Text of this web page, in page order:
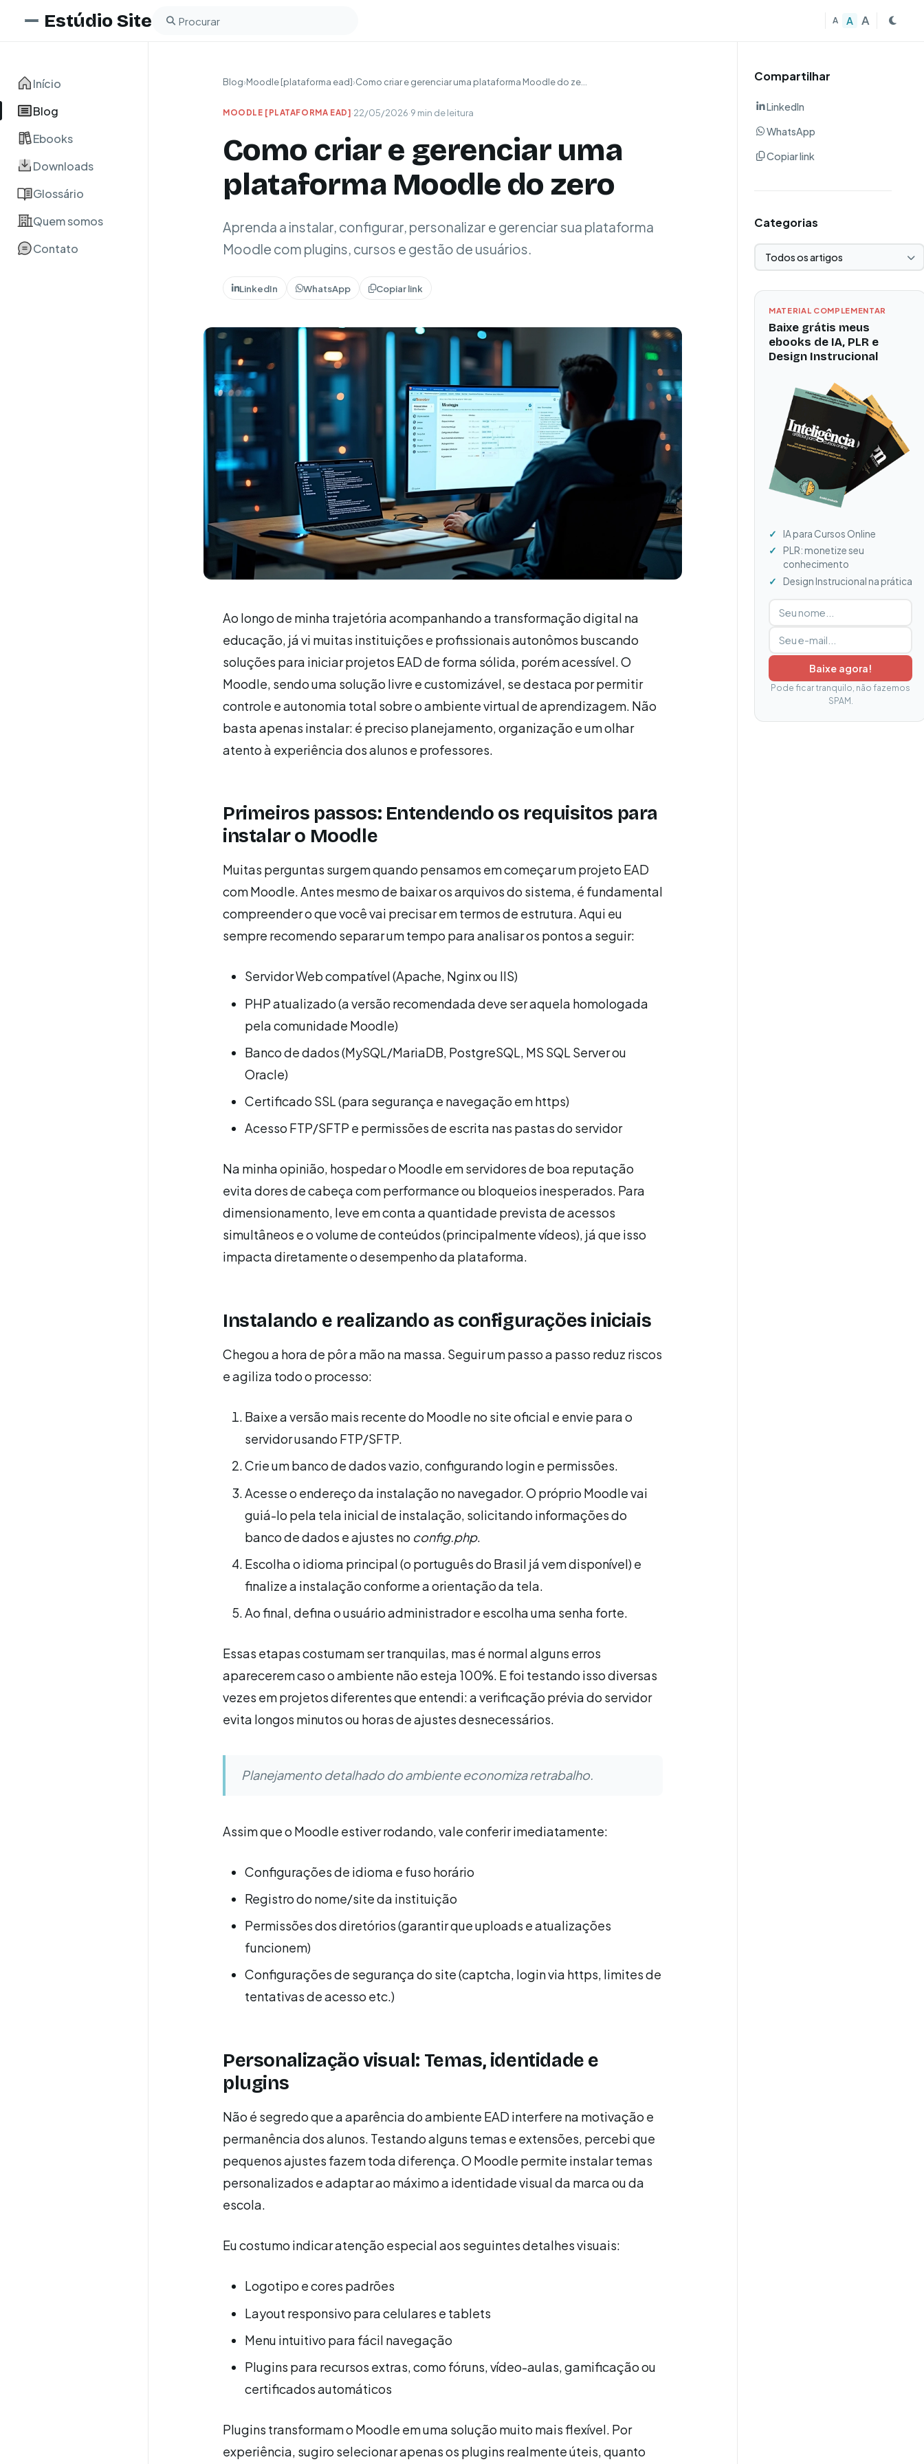
Estúdio Site Buscar no blog
A A A
Início
Blog
Ebooks
Downloads
Glossário
Quem somos
Contato
Blog›Moodle [plataforma ead]›Como criar e gerenciar uma plataforma Moodle do ze...
MOODLE [PLATAFORMA EAD]·22/05/2026·9 min de leitura
Como criar e gerenciar uma
plataforma Moodle do zero
Aprenda a instalar, configurar, personalizar e gerenciar sua plataforma
Moodle com plugins, cursos e gestão de usuários.
LinkedIn WhatsApp Copiar link
Ao longo de minha trajetória acompanhando a transformação digital na
educação, já vi muitas instituições e profissionais autonômos buscando
soluções para iniciar projetos EAD de forma sólida, porém acessível. O
Moodle, sendo uma solução livre e customizável, se destaca por permitir
controle e autonomia total sobre o ambiente virtual de aprendizagem. Não
basta apenas instalar: é preciso planejamento, organização e um olhar
atento à experiência dos alunos e professores.
Primeiros passos: Entendendo os requisitos para
instalar o Moodle
Muitas perguntas surgem quando pensamos em começar um projeto EAD
com Moodle. Antes mesmo de baixar os arquivos do sistema, é fundamental
compreender o que você vai precisar em termos de estrutura. Aqui eu
sempre recomendo separar um tempo para analisar os pontos a seguir:
Servidor Web compatível (Apache, Nginx ou IIS)
PHP atualizado (a versão recomendada deve ser aquela homologada
pela comunidade Moodle)
Banco de dados (MySQL/MariaDB, PostgreSQL, MS SQL Server ou
Oracle)
Certificado SSL (para segurança e navegação em https)
Acesso FTP/SFTP e permissões de escrita nas pastas do servidor
Na minha opinião, hospedar o Moodle em servidores de boa reputação
evita dores de cabeça com performance ou bloqueios inesperados. Para
dimensionamento, leve em conta a quantidade prevista de acessos
simultâneos e o volume de conteúdos (principalmente vídeos), já que isso
impacta diretamente o desempenho da plataforma.
Instalando e realizando as configurações iniciais
Chegou a hora de pôr a mão na massa. Seguir um passo a passo reduz riscos
e agiliza todo o processo:
Baixe a versão mais recente do Moodle no site oficial e envie para o
servidor usando FTP/SFTP.
Crie um banco de dados vazio, configurando login e permissões.
Acesse o endereço da instalação no navegador. O próprio Moodle vai
guiá-lo pela tela inicial de instalação, solicitando informações do
banco de dados e ajustes no config.php.
Escolha o idioma principal (o português do Brasil já vem disponível) e
finalize a instalação conforme a orientação da tela.
Ao final, defina o usuário administrador e escolha uma senha forte.
Essas etapas costumam ser tranquilas, mas é normal alguns erros
aparecerem caso o ambiente não esteja 100%. E foi testando isso diversas
vezes em projetos diferentes que entendi: a verificação prévia do servidor
evita longos minutos ou horas de ajustes desnecessários.
Planejamento detalhado do ambiente economiza retrabalho.
Assim que o Moodle estiver rodando, vale conferir imediatamente:
Configurações de idioma e fuso horário
Registro do nome/site da instituição
Permissões dos diretórios (garantir que uploads e atualizações
funcionem)
Configurações de segurança do site (captcha, login via https, limites de
tentativas de acesso etc.)
Personalização visual: Temas, identidade e
plugins
Não é segredo que a aparência do ambiente EAD interfere na motivação e
permanência dos alunos. Testando alguns temas e extensões, percebi que
pequenos ajustes fazem toda diferença. O Moodle permite instalar temas
personalizados e adaptar ao máximo a identidade visual da marca ou da
escola.
Eu costumo indicar atenção especial aos seguintes detalhes visuais:
Logotipo e cores padrões
Layout responsivo para celulares e tablets
Menu intuitivo para fácil navegação
Plugins para recursos extras, como fóruns, vídeo-aulas, gamificação ou
certificados automáticos
Plugins transformam o Moodle em uma solução muito mais flexível. Por
experiência, sugiro selecionar apenas os plugins realmente úteis, quanto
Compartilhar
LinkedIn
WhatsApp
Copiar link
Categorias
Selecionar categoria
MATERIAL COMPLEMENTAR
Baixe grátis meus
ebooks de IA, PLR e
Design Instrucional
IA para Cursos Online
PLR: monetize seu
conhecimento
Design Instrucional na prática
Digite seu nome
Digite seu e-mail
Baixe agora!
Pode ficar tranquilo, não fazemos
SPAM.